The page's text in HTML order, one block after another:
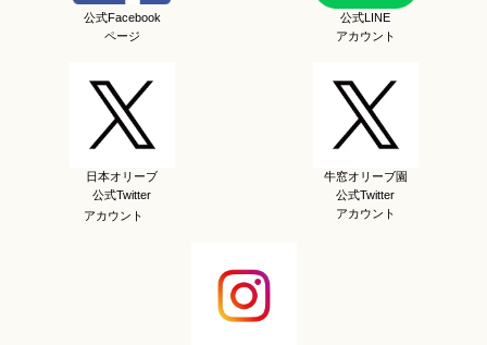
公式Facebook
ページ
公式LINE
アカウント
日本オリーブ
公式Twitter
アカウント
牛窓オリーブ園
公式Twitter
アカウント